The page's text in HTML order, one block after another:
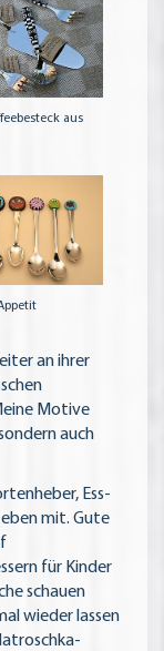
aus
an ihrer
Motive
auch
Ess-
mit. Gute
für Kinder
schauen
wieder lassen